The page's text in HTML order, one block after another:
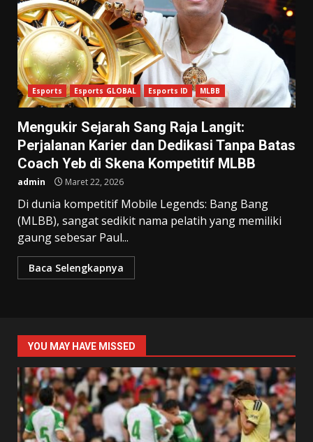
Esports Esports GLOBAL Esports ID MLBB
Mengukir Sejarah Sang Raja Langit:
Perjalanan Karier dan Dedikasi Tanpa Batas
Coach Yeb di Skena Kompetitif MLBB
admin Maret 22, 2026
Di dunia kompetitif Mobile Legends: Bang Bang
(MLBB), sangat sedikit nama pelatih yang memiliki
gaung sebesar Paul...
Baca Selengkapnya
YOU MAY HAVE MISSED